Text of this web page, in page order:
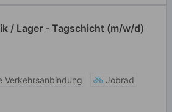
/ Lager - Tagschicht (m/w/d)
Verkehrsanbindung
Jobrad